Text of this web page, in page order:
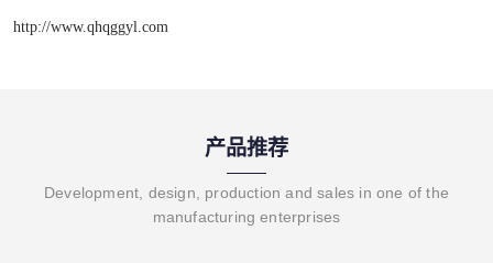
http://www.qhqggyl.com
产品推荐
Development, design, production and sales in one of the
manufacturing enterprises